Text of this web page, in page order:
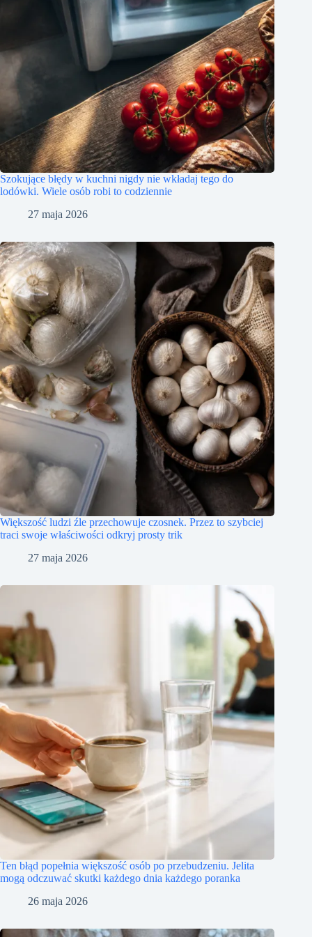
Szokujące błędy w kuchni nigdy nie wkładaj tego do
lodówki. Wiele osób robi to codziennie
27 maja 2026
Większość ludzi źle przechowuje czosnek. Przez to szybciej
traci swoje właściwości odkryj prosty trik
27 maja 2026
Ten błąd popełnia większość osób po przebudzeniu. Jelita
mogą odczuwać skutki każdego dnia każdego poranka
26 maja 2026